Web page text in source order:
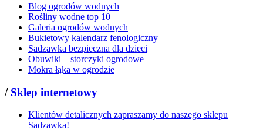
Blog ogrodów wodnych
Rośliny wodne top 10
Galeria ogrodów wodnych
Bukietowy kalendarz fenologiczny
Sadzawka bezpieczna dla dzieci
Obuwiki – storczyki ogrodowe
Mokra łąka w ogrodzie
/ Sklep internetowy
Klientów detalicznych zapraszamy do naszego sklepu
Sadzawka!